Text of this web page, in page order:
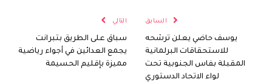
السابق
يوسف حاضي يعلن ترشحه
للاستحقاقات البرلمانية
المقبلة بفاس الجنوبية تحت
لواء الاتحاد الدستوري
التالي
سباق على الطريق بتبرانت
يجمع العدائين في أجواء رياضية
مميزة بإقليم الحسيمة